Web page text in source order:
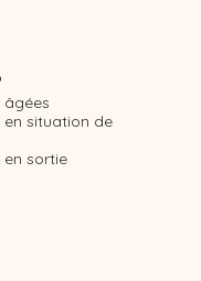
situation de
sortie